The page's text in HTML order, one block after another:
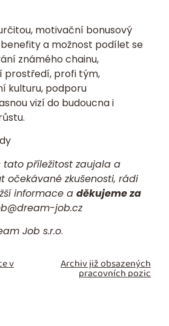
motivační bonusový
a možnost podílet se
známého chainu,
prostředí, profi tým,
kulturu, podporu
vizí do budoucna i
tato příležitost zaujala a
očekávané zkušenosti, rádi
informace a děkujeme za
job.cz
Job s.r.o.
v Archiv již obsazených
pracovních pozic